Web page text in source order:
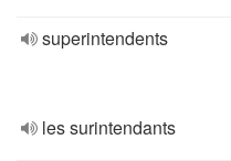
superintendents
les surintendants